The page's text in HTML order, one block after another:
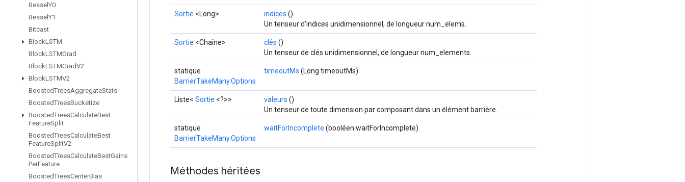
Bessel Y0
Bessel Y1
Bitcast
BlockLSTM
BlockLSTMGrad
BlockLSTMGradV2
BlockLSTMV2
BoostedTreesAggregateStats
BoostedTreesBucketize
BoostedTreesCalculateBest
FeatureSplit
BoostedTreesCalculateBest
FeatureSplitV2
BoostedTreesCalculateBestGains
PerFeature
BoostedTreesCenterBias
Sortie <Long> indices ()
Un tenseur d'indices unidimensionnel, de longueur num_elems.
Sortie <Chaîne> clés ()
Un tenseur de clés unidimensionnel, de longueur num_elements.
statique
BarrierTakeMany.Options
timeoutMs (Long timeoutMs)
Liste< Sortie <?>> valeurs ()
Un tenseur de toute dimension par composant dans un élément barrière.
statique
BarrierTakeMany.Options
waitForIncomplete (booléen waitForIncomplete)
Méthodes héritées